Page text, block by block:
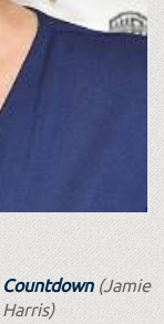
Countdown(Jamie
Harris)